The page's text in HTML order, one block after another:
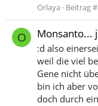
Orlaya Beitrag
O Monsanto...
:d also
weil die viel
Gene nicht
bin ich aber
doch durch